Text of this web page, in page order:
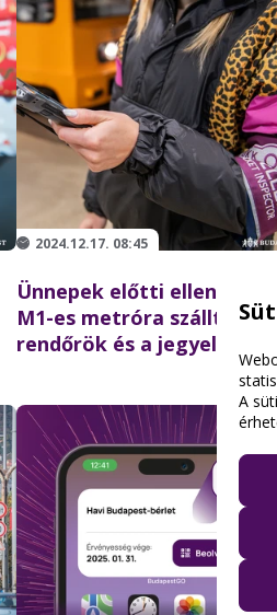
2024.12.17. 08:45
Ünnepek előtti ellenőrzés:
M1-es metróra szálltak a
rendőrök és a
A